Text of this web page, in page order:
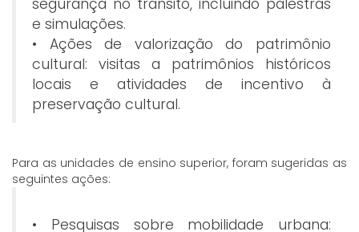
segurança no trânsito, incluindo palestras
e simulações.
• Ações de valorização do patrimônio
cultural: visitas a patrimônios históricos
locais e atividades de incentivo à
preservação cultural.
Para as unidades de ensino superior, foram sugeridas as
seguintes ações:
• Pesquisas sobre mobilidade urbana: